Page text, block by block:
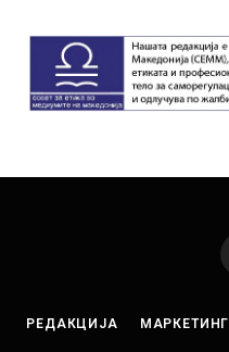
РЕДАКЦИЈА МАРКЕТИНГ